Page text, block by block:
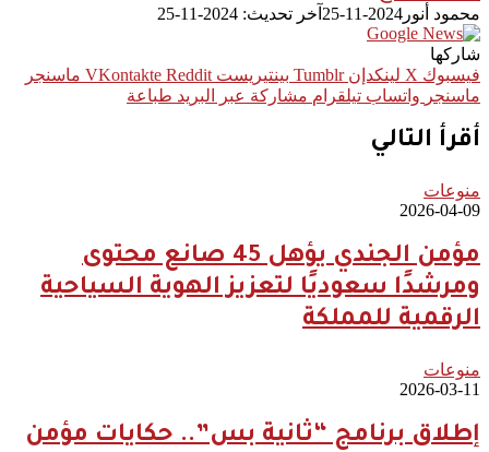
محمود أنور 2024-11-25 آخر تحديث: 2024-11-25
شاركها
فيسبوك ‫X لينكدإن بينتيريست
ماسنجر
ماسنجر واتساب تيلقرام مشاركة عبر البريد طباعة
أقرأ التالي
منوعات
2026-04-09
مؤمن الجندي يؤهل 45 صانع محتوى
ومرشدًا سعوديًا لتعزيز الهوية السياحية
الرقمية للمملكة
منوعات
2026-03-11
إطلاق برنامج “ثانية بس”.. حكايات مؤمن